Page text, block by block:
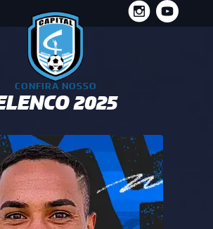
INSTAGRAM
YOUTUBE
CONFIRA NOSSO
2025